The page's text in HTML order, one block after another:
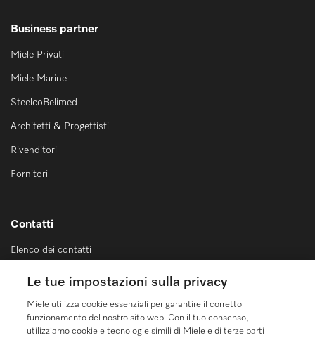
Business partner
Miele Privati
Miele Marine
SteelcoBelimed
Architetti & Progettisti
Rivenditori
Fornitori
Contatti
Elenco dei contatti
0471 666 319
0471 666 319
Le tue impostazioni sulla privacy
Miele utilizza cookie essenziali per garantire il corretto
funzionamento del nostro sito web. Con il tuo consenso,
utilizziamo cookie e tecnologie simili di Miele e di terze parti